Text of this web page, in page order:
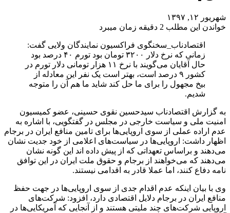
شهریور ۱۲, ۱۳۹۷
خواندن این مطلب 2 دقیقه زمان میبرد
اقتصادناب_سخنگوی فراکسیون نمایندگان ولایی گفت:
زمانی که نرخ دلار ۳۲۰۰ تومان بود تورم ۴۰ درصد بود
حال آقایان می‌گویند با نرخ ۱۱ هزار تومانی دلار تورم در
کشور ۹ درصد است، بهتر است یک نفر این معادله از
بیخ مجهول را برای ما حل کند شاید ما هم آن را متوجه
شدیم.
به گزارش اقتصادناب سیدحسین نقوی حسینی، عضو کمیسیون
امنیت ملی و سیاست خارجی در مجلس در گفتگویی، با اشاره به
عدم اراده عملی از سوی اروپایی‌ها برای تامین منافع ایران در برجام
اظهار داشت: اروپایی‌ها در سیاست‌های اعلامی از خود جدیت نشان
می‌دهند و براساس تعهداتی که از پیش داده اند این گونه نشان
می‌دهند که می‌خواهند از برجام و حقوق ملت ایران در این توافق
نامه دفاع کنند، اما عملا قادر به اقدامی نیستند.
وی با بیان اینکه عدم اقدام جدی از سوی اروپایی‌ها در جهت حفظ
منافع ایران در برجام دلایل اقتصادی دارد، افزود: شرکت‌های
اروپایی شرکت‌های چند ملیتی هستند و از آنجایی که آمریکایی‌ها در